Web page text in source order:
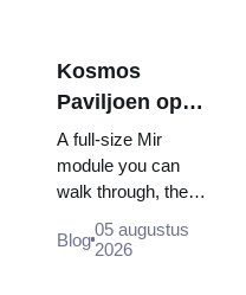
Kosmos
Paviljoen op
VDNKh:
Binnen de
Grootste
Ruimte-
tentoonstelling
A full-size Mir
module you can
walk through, the
model, scorched
Blog05 augustus
2026